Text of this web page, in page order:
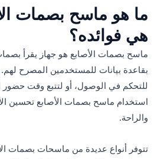
ما هو ماسح بصمات
هي فوائده؟
ماسح بصمات الأصابع هو جهاز يقرأ بصمات
بقاعدة بيانات للمستخدمين المصرح
للتحكم في الوصول، أو لتتبع وقت
استخدام ماسح بصمات الأصابع تحسين
والراحة.
تتوفر أنواع عديدة من ماسحات بصمات